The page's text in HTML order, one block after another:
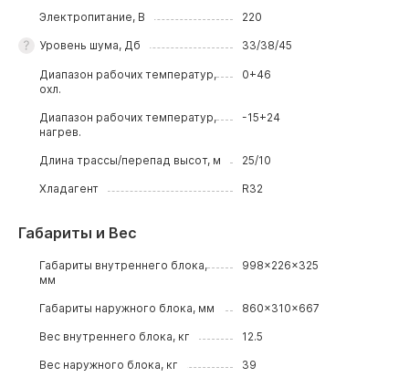
Электропитание, В 220
Уровень шума, Дб 33/38/45
Диапазон рабочих температур,
охл.
0+46
Диапазон рабочих температур,
нагрев.
-15+24
Длина трассы/перепад высот, м 25/10
Хладагент R32
Габариты и Вес
Габариты внутреннего блока,
мм
998x226x325
Габариты наружного блока, мм 860x310x667
Вес внутреннего блока, кг 12.5
Вес наружного блока, кг 39